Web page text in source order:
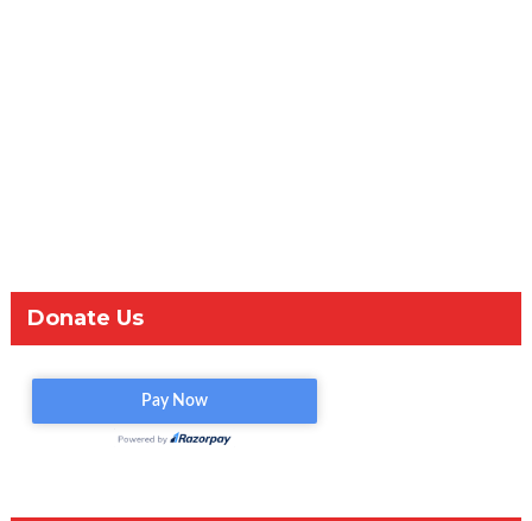
Donate Us